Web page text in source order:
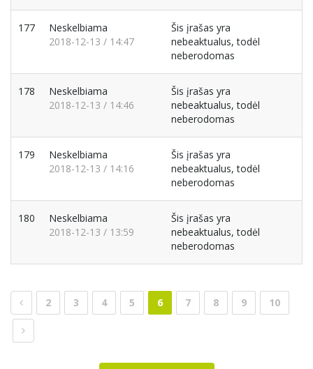
177
Neskelbiama
2018-12-13 / 14:47
Šis įrašas yra
nebeaktualus, todėl
neberodomas
178
Neskelbiama
2018-12-13 / 14:46
Šis įrašas yra
nebeaktualus, todėl
neberodomas
179
Neskelbiama
2018-12-13 / 14:16
Šis įrašas yra
nebeaktualus, todėl
neberodomas
180
Neskelbiama
2018-12-13 / 13:59
Šis įrašas yra
nebeaktualus, todėl
neberodomas
2 3 4 5 6 7 8 9 10